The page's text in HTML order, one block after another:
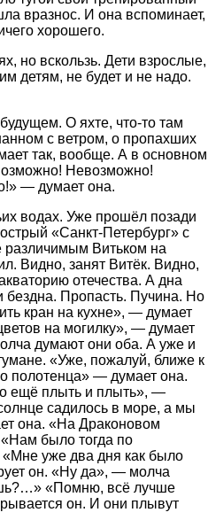
вразнос. И она вспоминает,
хорошего.
но вскользь. Дети взрослые,
детям, не будет и не надо.
О яхте, что-то там
с ветром, о пропахших
так, вообще. А в основном
Невозможно!
— думает она.
водах. Уже прошёл позади
«Санкт-Петербург» с
различимым Витьком на
Видно, занят Витёк. Видно,
отечества. А дна
бездна. Пропасть. Пучина. Но
кран на кухне», — думает
на могилку», — думает
думают они оба. А уже и
«Уже, пожалуй, ближе к
полотенца» — думает она.
ещё плыть и плыть», —
садилось в море, а мы
она. «На Драконовом
было тогда по
уже два дня как было
он. «Ну да», — молча
«Помню, всё лучше
он. И они плывут